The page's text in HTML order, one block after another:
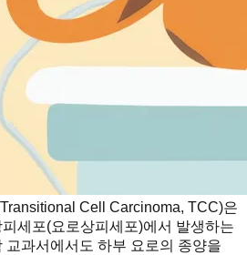
Cell Carcinoma, TCC)은
세포(요로상피세포)에서 발생하는
교과서에서도 하부 요로의 종양을